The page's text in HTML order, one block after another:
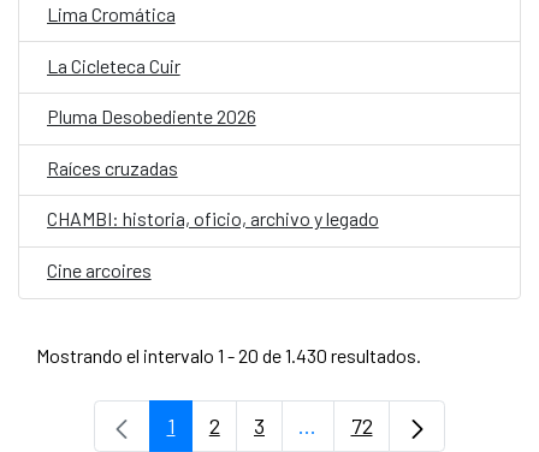
Lima Cromática
La Cicleteca Cuir
Pluma Desobediente 2026
Raíces cruzadas
CHAMBI: historia, oficio, archivo y legado
Cine arcoires
Mostrando el intervalo 1 - 20 de 1.430 resultados.
Página
1 Página
2 Página
3 ...Páginas intermedias
Página
72